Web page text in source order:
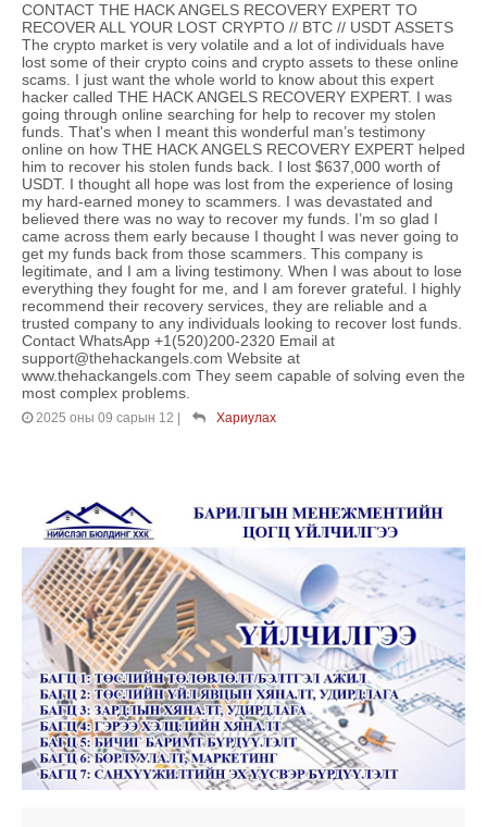
CONTACT THE HACK ANGELS RECOVERY EXPERT TO
RECOVER ALL YOUR LOST CRYPTO // BTC // USDT ASSETS
The crypto market is very volatile and a lot of individuals have
lost some of their crypto coins and crypto assets to these online
scams. I just want the whole world to know about this expert
hacker called THE HACK ANGELS RECOVERY EXPERT. I was
going through online searching for help to recover my stolen
funds. That's when I meant this wonderful man’s testimony
online on how THE HACK ANGELS RECOVERY EXPERT helped
him to recover his stolen funds back. I lost $637,000 worth of
USDT. I thought all hope was lost from the experience of losing
my hard-earned money to scammers. I was devastated and
believed there was no way to recover my funds. I’m so glad I
came across them early because I thought I was never going to
get my funds back from those scammers. This company is
legitimate, and I am a living testimony. When I was about to lose
everything they fought for me, and I am forever grateful. I highly
recommend their recovery services, they are reliable and a
trusted company to any individuals looking to recover lost funds.
Contact WhatsApp +1(520)200-2320 Email at
support@thehackangels.com Website at
www.thehackangels.com They seem capable of solving even the
most complex problems.
2025 оны 09 сарын 12 Хариулах